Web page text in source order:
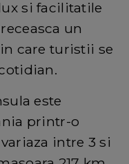
si facilitatile
un
care turistii se
este
printr-o
intre 3 si